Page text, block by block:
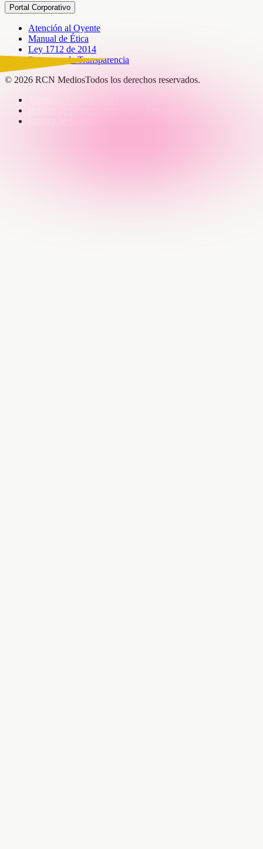
Portal Corporativo
Atención al Oyente
Manual de Ética
Ley 1712 de 2014
Programa de Transparencia
© 2026 RCN MediosTodos los derechos reservados.